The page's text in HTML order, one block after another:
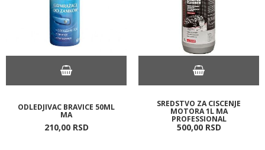
ODLEDJIVAC BRAVICE 50ML
MA
210,00 RSD
SREDSTVO ZA CISCENJE
MOTORA 1L MA
PROFESSIONAL
500,00 RSD